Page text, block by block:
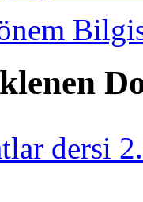
dersi